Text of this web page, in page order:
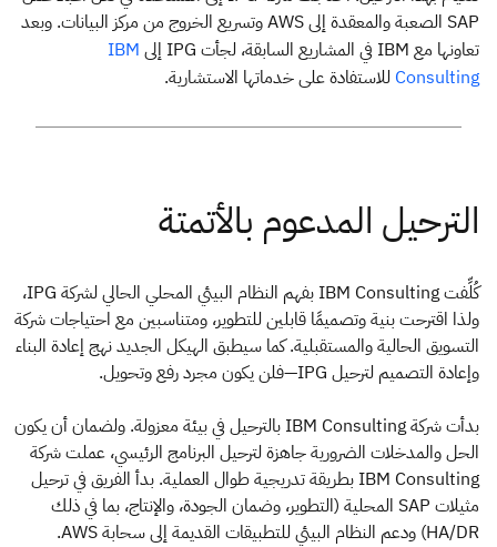
SAP الصعبة والمعقدة إلى AWS وتسريع الخروج من مركز البيانات. وبعد
تعاونها مع IBM في المشاريع السابقة، لجأت IPG إلى
IBM
Consulting للاستفادة على خدماتها الاستشارية.
كُلِّفت IBM Consulting بفهم النظام البيئي المحلي الحالي لشركة IPG،
ولذا اقترحت بنية وتصميمًا قابلين للتطوير، ومتناسبين مع احتياجات شركة
التسويق الحالية والمستقبلية. كما سيطبق الهيكل الجديد نهج إعادة البناء
وإعادة التصميم لترحيل IPG—فلن يكون مجرد رفع وتحويل.
بدأت شركة IBM Consulting بالترحيل في بيئة معزولة. ولضمان أن يكون
الحل والمدخلات الضرورية جاهزة لترحيل البرنامج الرئيسي، عملت شركة
IBM Consulting بطريقة تدريجية طوال العملية. بدأ الفريق في ترحيل
مثيلات SAP المحلية (التطوير، وضمان الجودة، والإنتاج، بما في ذلك
HA/DR) ودعم النظام البيئي للتطبيقات القديمة إلى سحابة AWS.